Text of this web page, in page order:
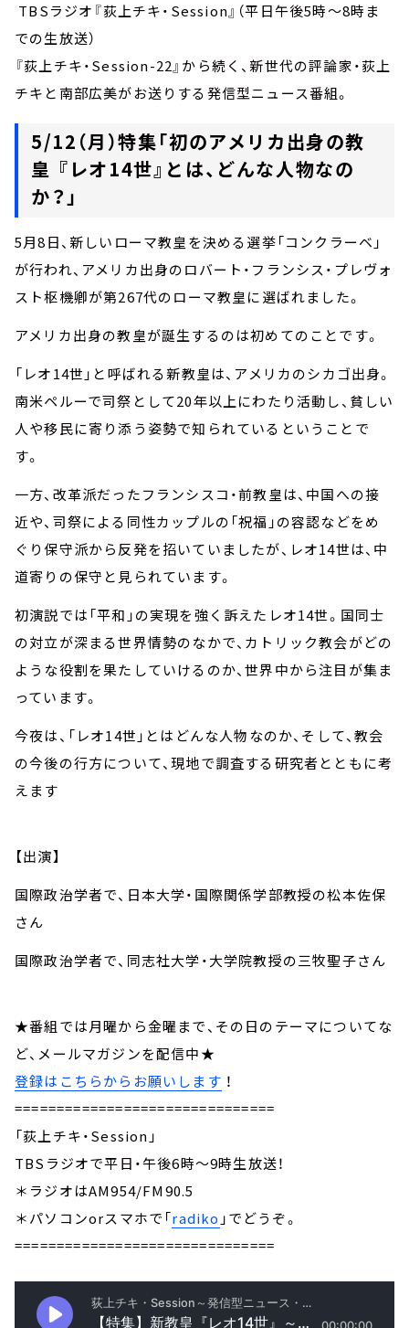
TBSラジオ『荻上チキ・Session』（平日午後5時～8時ま
での生放送）
『荻上チキ・Session-22』から続く、新世代の評論家・荻上
チキと南部広美がお送りする発信型ニュース番組。
5/12（月）特集「初のアメリカ出身の教
皇 『レオ14世』とは、どんな人物なの
か？」
5月8日、新しいローマ教皇を決める選挙「コンクラーベ」
が行われ、アメリカ出身のロバート・フランシス・プレヴォ
スト枢機卿が第267代のローマ教皇に選ばれました。
アメリカ出身の教皇が誕生するのは初めてのことです。
「レオ14世」と呼ばれる新教皇は、アメリカのシカゴ出身。
南米ペルーで司祭として20年以上にわたり活動し、貧しい
人や移民に寄り添う姿勢で知られているということで
す。
一方、改革派だったフランシスコ・前教皇は、中国への接
近や、司祭による同性カップルの「祝福」の容認などをめ
ぐり保守派から反発を招いていましたが、レオ14世は、中
道寄りの保守と見られています。
初演説では「平和」の実現を強く訴えたレオ14世。国同士
の対立が深まる世界情勢のなかで、カトリック教会がどの
ような役割を果たしていけるのか、世界中から注目が集ま
っています。
今夜は、「レオ14世」とはどんな人物なのか、そして、教会
の今後の行方について、現地で調査する研究者とともに考
えます
【出演】
国際政治学者で、日本大学・国際関係学部教授の松本佐保
さん
国際政治学者で、同志社大学・大学院教授の三牧聖子さん
★番組では月曜から金曜まで、その日のテーマについてな
ど、メールマガジンを配信中★
登録はこちらからお願いします ！
===============================
「荻上チキ・Session」
TBSラジオで平日・午後6時～9時生放送！
＊ラジオはAM954/FM90.5
＊パソコンorスマホで「radiko 」でどうぞ。
===============================